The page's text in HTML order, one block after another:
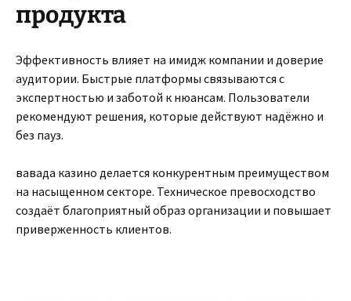
продукта
Эффективность влияет на имидж компании и доверие
аудитории. Быстрые платформы связываются с
экспертностью и заботой к нюансам. Пользователи
рекомендуют решения, которые действуют надёжно и
без пауз.
вавада казино делается конкурентным преимуществом
на насыщенном секторе. Техническое превосходство
создаёт благоприятный образ организации и повышает
приверженность клиентов.